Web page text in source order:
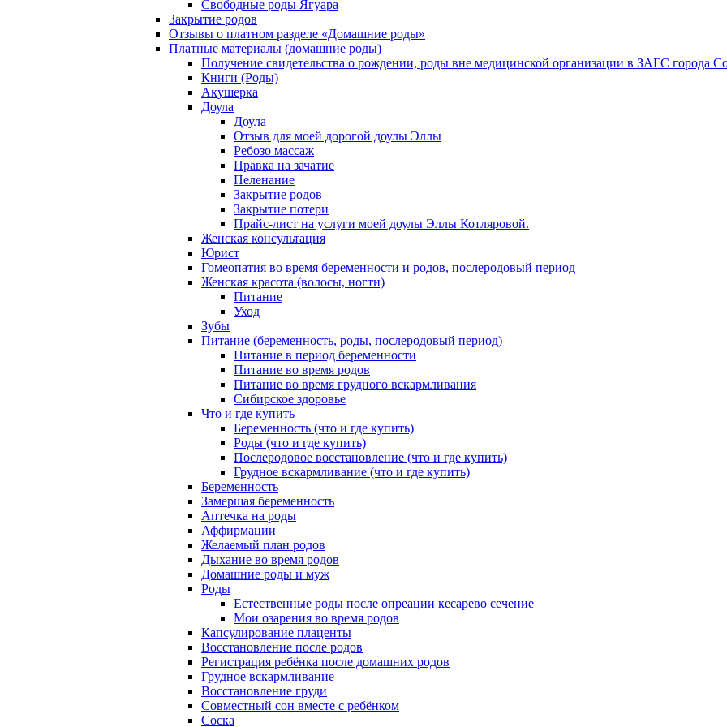
Свободные роды Ягуара
Закрытие родов
Отзывы о платном разделе «Домашние роды»
Платные материалы (домашние роды)
Получение свидетельства о рождении, роды вне медицинской организации в ЗАГС города
Книги (Роды)
Акушерка
Доула
Доула
Отзыв для моей дорогой доулы Эллы
Ребозо массаж
Правка на зачатие
Пеленание
Закрытие родов
Закрытие потери
Прайс-лист на услуги моей доулы Эллы Котляровой.
Женская консультация
Юрист
Гомеопатия во время беременности и родов, послеродовый период
Женская красота (волосы, ногти)
Питание
Уход
Зубы
Питание (беременность, роды, послеродовый период)
Питание в период беременности
Питание во время родов
Питание во время грудного вскармливания
Сибирское здоровье
Что и где купить
Беременность (что и где купить)
Роды (что и где купить)
Послеродовое восстановление (что и где купить)
Грудное вскармливание (что и где купить)
Беременность
Замершая беременность
Аптечка на роды
Аффирмации
Желаемый план родов
Дыхание во время родов
Домашние роды и муж
Роды
Естественные роды после опреации кесарево сечение
Мои озарения во время родов
Капсулирование плаценты
Восстановление после родов
Регистрация ребёнка после домашних родов
Грудное вскармливание
Восстановление груди
Совместный сон вместе с ребёнком
Соска